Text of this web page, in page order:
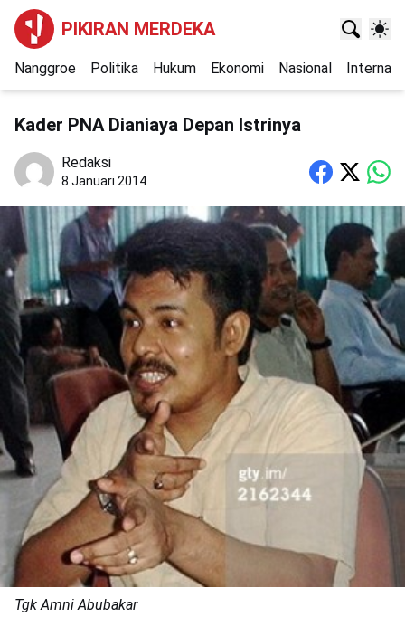
PIKIRAN MERDEKA
Nanggroe Politika Hukum Ekonomi Nasional
Kader PNA Dianiaya Depan Istrinya
Redaksi
8 Januari 2014
Tgk Amni Abubakar